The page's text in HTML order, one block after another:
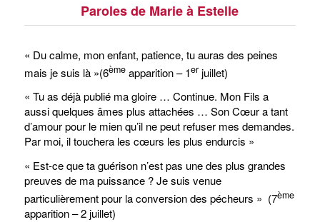
Paroles de Marie à Estelle
« Du calme, mon enfant, patience, tu auras des peines
mais je suis là »(6èmeapparition – 1erjuillet)
« Tu as déjà publié ma gloire … Continue. Mon Fils a
aussi quelques âmes plus attachées … Son Cœur a tant
d’amour pour le mien qu’il ne peut refuser mes demandes.
Par moi, il touchera les cœurs les plus endurcis »
« Est-ce que ta guérison n’est pas une des plus grandes
preuves de ma puissance ? Je suis venue
particulièrement pour la conversion des pécheurs » (7ème
apparition – 2 juillet)